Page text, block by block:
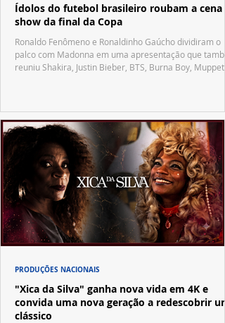
Ídolos do futebol brasileiro roubam a cena
show da final da Copa
Ronaldo Fenômeno e Ronaldinho Gaúcho dividiram o
palco com Madonna em uma apresentação que
reuniu Shakira, Justin Bieber, BTS, Burna Boy, Muppets,
"Xica da Silva" ganha nova vida em 4K e
convida uma nova geração a redescobrir um
clássico
PRODUÇÕES NACIONAIS